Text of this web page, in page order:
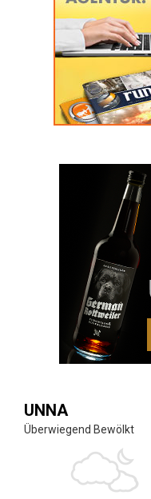
UNNA
Überwiegend Bewölkt